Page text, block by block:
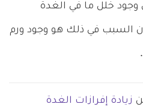
خلل ما في الغدة
السبب في ذلك هو وجود ورم
زيادة إفرازات الغدة